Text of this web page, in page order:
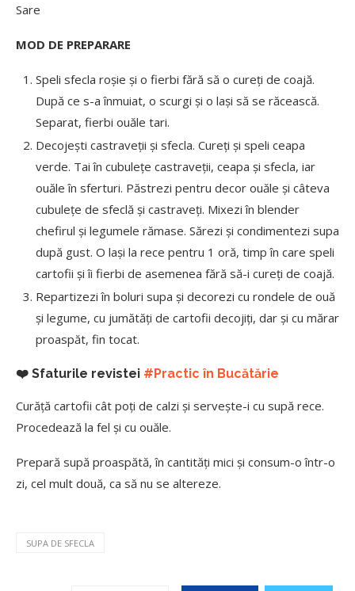
Sare
MOD DE PREPARARE
Speli sfecla roșie și o fierbi fără să o cureți de coajă.
După ce s-a înmuiat, o scurgi și o lași să se răcească.
Separat, fierbi ouăle tari.
Decojești castraveții și sfecla. Cureți și speli ceapa
verde. Tai în cubulețe castraveții, ceapa și sfecla, iar
ouăle în sferturi. Păstrezi pentru decor ouăle și câteva
cubulețe de sfeclă și castraveți. Mixezi în blender
chefirul și legumele rămase. Sărezi și condimentezi supa
după gust. O lași la rece pentru 1 oră, timp în care speli
cartofii și îi fierbi de asemenea fără să-i cureți de coajă.
Repartizezi în boluri supa și decorezi cu rondele de ouă
și legume, cu jumătăți de cartofii decojiți, dar și cu mărar
proaspăt, fin tocat.
❤️ Sfaturile revistei #Practic în Bucătărie
Curăță cartofii cât poți de calzi și servește-i cu supă rece.
Procedează la fel și cu ouăle.
Prepară supă proaspătă, în cantități mici și consum-o într-o
zi, cel mult două, ca să nu se altereze.
SUPA DE SFECLA